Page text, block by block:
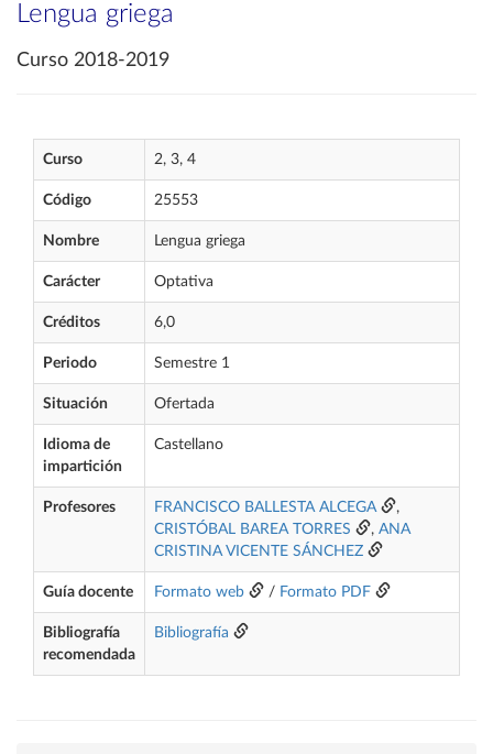
Lengua griega
Curso 2018-2019
Curso 2, 3, 4
Código 25553
Nombre Lengua griega
Carácter Optativa
Créditos 6,0
Periodo Semestre 1
Situación Ofertada
Idioma de
impartición
Castellano
Profesores FRANCISCO BALLESTA ALCEGA
,
CRISTÓBAL BAREA TORRES
, ANA
CRISTINA VICENTE SÁNCHEZ
Guía docente Formato web / Formato PDF
Bibliografía
recomendada
Bibliografía